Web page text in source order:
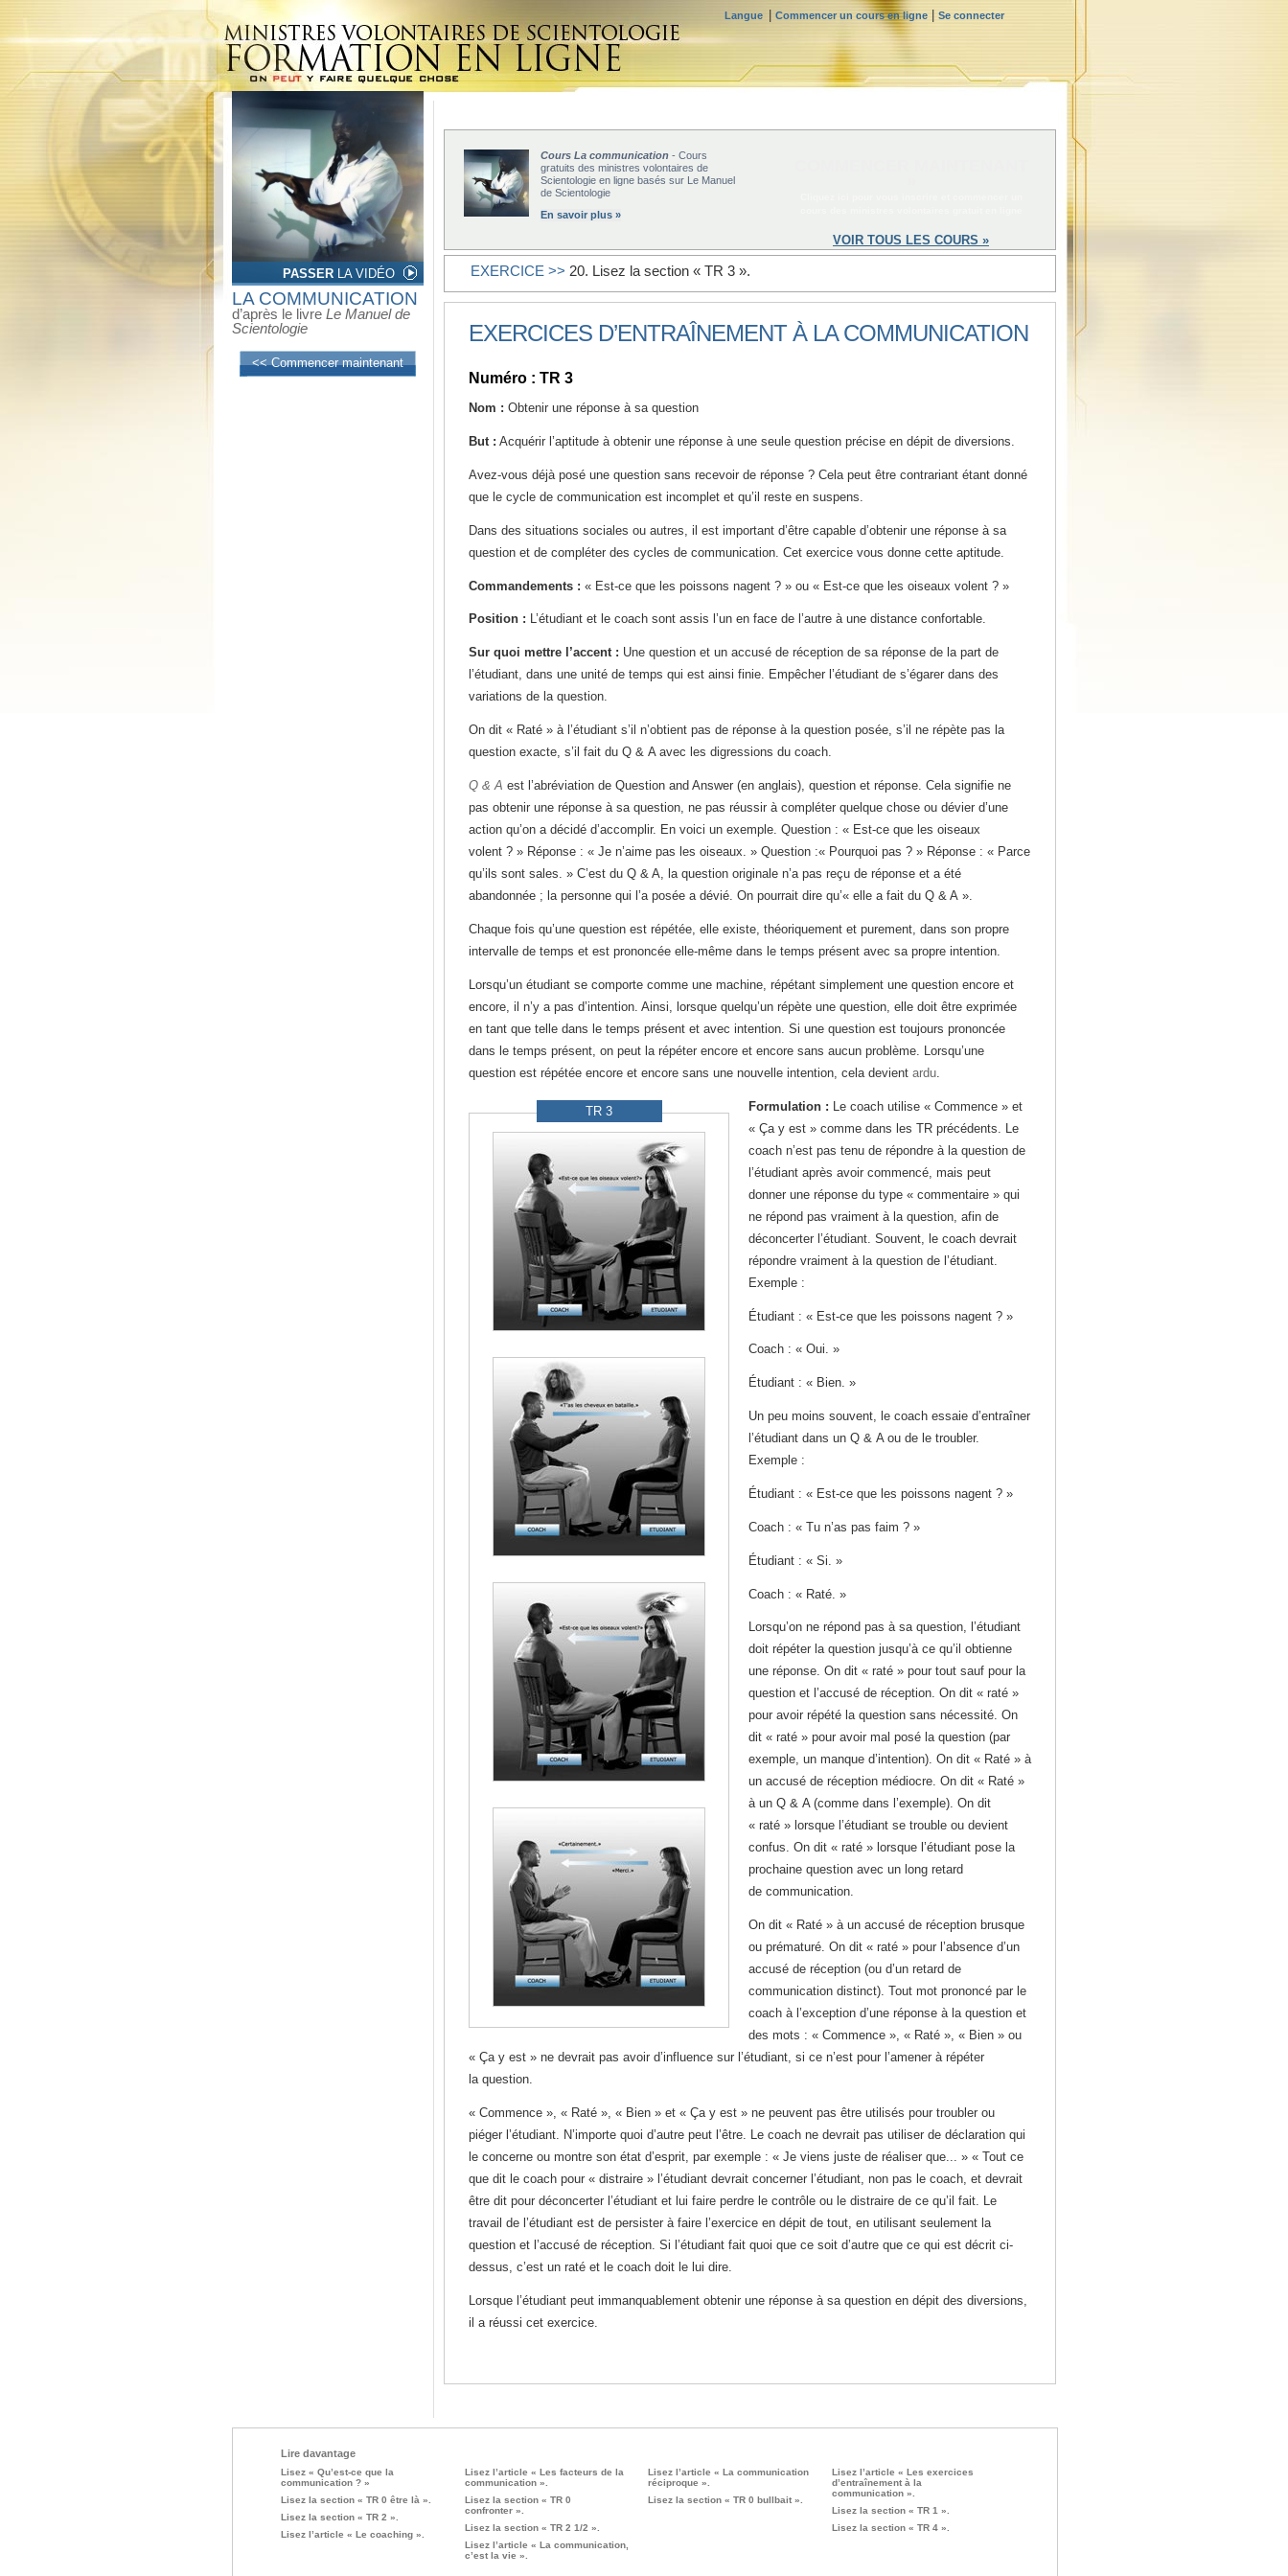
Langue Commencer un cours en ligne Se connecter
PASSER LA VIDÉO
LA COMMUNICATION
d’après le livre Le Manuel de
Scientologie
<< Commencer maintenant
Cours La communication - Cours
gratuits des ministres volontaires de
Scientologie en ligne basés sur Le Manuel
de Scientologie
En savoir plus »
VOIR TOUS LES COURS »
EXERCICE >> 20. Lisez la section « TR 3 ».
EXERCICES D’ENTRAÎNEMENT À LA COMMUNICATION
Numéro : TR 3
Nom : Obtenir une réponse à sa question
But : Acquérir l’aptitude à obtenir une réponse à une seule question précise en dépit de diversions.
Avez-vous déjà posé une question sans recevoir de réponse ? Cela peut être contrariant étant donné
que le cycle de communication est incomplet et qu’il reste en suspens.
Dans des situations sociales ou autres, il est important d’être capable d’obtenir une réponse à sa
question et de compléter des cycles de communication. Cet exercice vous donne cette aptitude.
Commandements : « Est-ce que les poissons nagent ? » ou « Est-ce que les oiseaux volent ? »
Position : L’étudiant et le coach sont assis l’un en face de l’autre à une distance confortable.
Sur quoi mettre l’accent : Une question et un accusé de réception de sa réponse de la part de
l’étudiant, dans une unité de temps qui est ainsi finie. Empêcher l’étudiant de s’égarer dans des
variations de la question.
On dit « Raté » à l’étudiant s’il n’obtient pas de réponse à la question posée, s’il ne répète pas la
question exacte, s’il fait du Q & A avec les digressions du coach.
Q & A est l’abréviation de Question and Answer (en anglais), question et réponse. Cela signifie ne
pas obtenir une réponse à sa question, ne pas réussir à compléter quelque chose ou dévier d’une
action qu’on a décidé d’accomplir. En voici un exemple. Question : « Est-ce que les oiseaux
volent ? » Réponse : « Je n’aime pas les oiseaux. » Question :« Pourquoi pas ? » Réponse : « Parce
qu’ils sont sales. » C’est du Q & A, la question originale n’a pas reçu de réponse et a été
abandonnée ; la personne qui l’a posée a dévié. On pourrait dire qu’« elle a fait du Q & A ».
Chaque fois qu’une question est répétée, elle existe, théoriquement et purement, dans son propre
intervalle de temps et est prononcée elle-même dans le temps présent avec sa propre intention.
Lorsqu’un étudiant se comporte comme une machine, répétant simplement une question encore et
encore, il n’y a pas d’intention. Ainsi, lorsque quelqu’un répète une question, elle doit être exprimée
en tant que telle dans le temps présent et avec intention. Si une question est toujours prononcée
dans le temps présent, on peut la répéter encore et encore sans aucun problème. Lorsqu’une
question est répétée encore et encore sans une nouvelle intention, cela devient ardu
TR 3 Formulation : Le coach utilise « Commence » et
« Ça y est » comme dans les TR précédents. Le
coach n’est pas tenu de répondre à la question de
l’étudiant après avoir commencé, mais peut
donner une réponse du type « commentaire » qui
ne répond pas vraiment à la question, afin de
déconcerter l’étudiant. Souvent, le coach devrait
répondre vraiment à la question de l’étudiant.
Exemple :
Étudiant : « Est-ce que les poissons nagent ? »
Coach : « Oui. »
Étudiant : « Bien. »
Un peu moins souvent, le coach essaie d’entraîner
l’étudiant dans un Q & A ou de le troubler.
Exemple :
Étudiant : « Est-ce que les poissons nagent ? »
Coach : « Tu n’as pas faim ? »
Étudiant : « Si. »
Coach : « Raté. »
Lorsqu’on ne répond pas à sa question, l’étudiant
doit répéter la question jusqu’à ce qu’il obtienne
une réponse. On dit « raté » pour tout sauf pour la
question et l’accusé de réception. On dit « raté »
pour avoir répété la question sans nécessité. On
dit « raté » pour avoir mal posé la question (par
exemple, un manque d’intention). On dit « Raté » à
un accusé de réception médiocre. On dit « Raté »
à un Q & A (comme dans l’exemple). On dit
« raté » lorsque l’étudiant se trouble ou devient
confus. On dit « raté » lorsque l’étudiant pose la
prochaine question avec un long retard
de communication.
On dit « Raté » à un accusé de réception brusque
ou prématuré. On dit « raté » pour l’absence d’un
accusé de réception (ou d’un retard de
communication distinct). Tout mot prononcé par le
coach à l’exception d’une réponse à la question et
des mots : « Commence », « Raté », « Bien » ou
« Ça y est » ne devrait pas avoir d’influence sur l’étudiant, si ce n’est pour l’amener à répéter
la question.
« Commence », « Raté », « Bien » et « Ça y est » ne peuvent pas être utilisés pour troubler ou
piéger l’étudiant. N’importe quoi d’autre peut l’être. Le coach ne devrait pas utiliser de déclaration qui
le concerne ou montre son état d’esprit, par exemple : « Je viens juste de réaliser que... » « Tout ce
que dit le coach pour « distraire » l’étudiant devrait concerner l’étudiant, non pas le coach, et devrait
être dit pour déconcerter l’étudiant et lui faire perdre le contrôle ou le distraire de ce qu’il fait. Le
travail de l’étudiant est de persister à faire l’exercice en dépit de tout, en utilisant seulement la
question et l’accusé de réception. Si l’étudiant fait quoi que ce soit d’autre que ce qui est décrit ci-
dessus, c’est un raté et le coach doit le lui dire.
Lorsque l’étudiant peut immanquablement obtenir une réponse à sa question en dépit des diversions,
il a réussi cet exercice.
Lire davantage
Lisez « Qu’est-ce que la
communication ? »
Lisez la section « TR 0 être là ».
Lisez la section « TR 2 ».
Lisez l’article « Le coaching ».
Lisez l’article « Les facteurs de la
communication ».
Lisez la section « TR 0
confronter ».
Lisez la section « TR 2 1/2 ».
Lisez l’article « La communication,
c’est la vie ».
Lisez l’article « La communication
réciproque ».
Lisez la section « TR 0 bullbait ».
Lisez l’article « Les exercices
d’entraînement à la
communication ».
Lisez la section « TR 1 ».
Lisez la section « TR 4 ».